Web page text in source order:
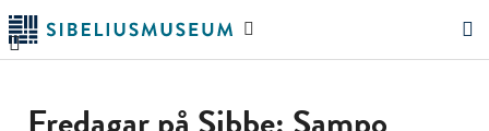
Siirry
pääsisältöön
Hae